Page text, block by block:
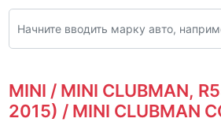
MINI / MINI CLUBMAN,
2015) / MINI CLUBMAN